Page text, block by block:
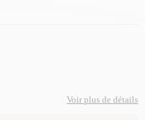
Voir plus de détails